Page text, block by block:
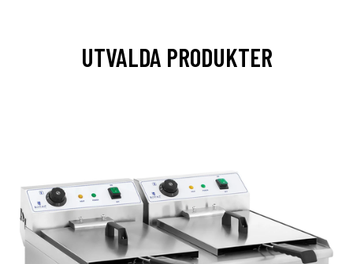
UTVALDA PRODUKTER